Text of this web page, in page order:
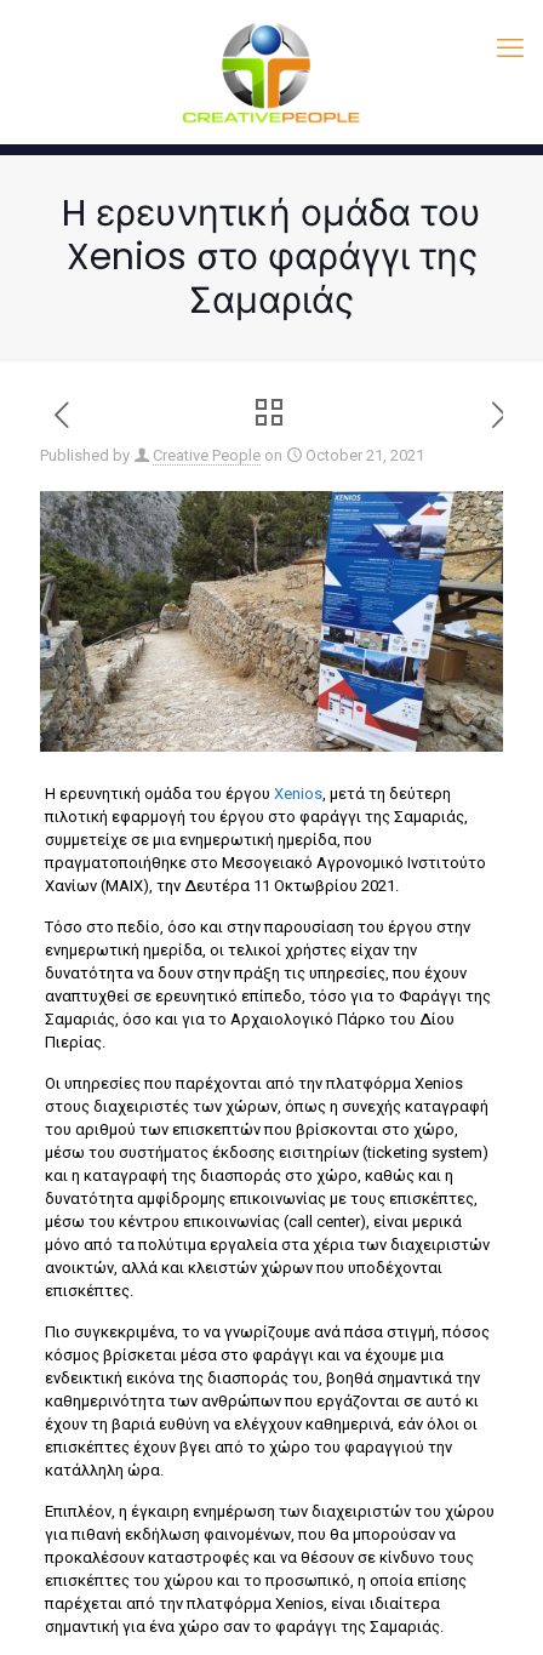
H ερευνητική ομάδα του
Xenios στο φαράγγι της
Σαμαριάς
Published by Creative People on October 21, 2021
H ερευνητική ομάδα του έργου Xenios, μετά τη δεύτερη
πιλοτική εφαρμογή του έργου στο φαράγγι της Σαμαριάς,
συμμετείχε σε μια ενημερωτική ημερίδα, που
πραγματοποιήθηκε στο Μεσογειακό Αγρονομικό Ινστιτούτο
Χανίων (MAIX), την Δευτέρα 11 Οκτωβρίου 2021.
Τόσο στο πεδίο, όσο και στην παρουσίαση του έργου στην
ενημερωτική ημερίδα, οι τελικοί χρήστες είχαν την
δυνατότητα να δουν στην πράξη τις υπηρεσίες, που έχουν
αναπτυχθεί σε ερευνητικό επίπεδο, τόσο για το Φαράγγι της
Σαμαριάς, όσο και για το Αρχαιολογικό Πάρκο του Δίου
Πιερίας.
Οι υπηρεσίες που παρέχονται από την πλατφόρμα Xenios
στους διαχειριστές των χώρων, όπως η συνεχής καταγραφή
του αριθμού των επισκεπτών που βρίσκονται στο χώρο,
μέσω του συστήματος έκδοσης εισιτηρίων (ticketing system)
και η καταγραφή της διασποράς στο χώρο, καθώς και η
δυνατότητα αμφίδρομης επικοινωνίας με τους επισκέπτες,
μέσω του κέντρου επικοινωνίας (call center), είναι μερικά
μόνο από τα πολύτιμα εργαλεία στα χέρια των διαχειριστών
ανοικτών, αλλά και κλειστών χώρων που υποδέχονται
επισκέπτες.
Πιο συγκεκριμένα, το να γνωρίζουμε ανά πάσα στιγμή, πόσος
κόσμος βρίσκεται μέσα στο φαράγγι και να έχουμε μια
ενδεικτική εικόνα της διασποράς του, βοηθά σημαντικά την
καθημερινότητα των ανθρώπων που εργάζονται σε αυτό κι
έχουν τη βαριά ευθύνη να ελέγχουν καθημερινά, εάν όλοι οι
επισκέπτες έχουν βγει από το χώρο του φαραγγιού την
κατάλληλη ώρα.
Επιπλέον, η έγκαιρη ενημέρωση των διαχειριστών του χώρου
για πιθανή εκδήλωση φαινομένων, που θα μπορούσαν να
προκαλέσουν καταστροφές και να θέσουν σε κίνδυνο τους
επισκέπτες του χώρου και το προσωπικό, η οποία επίσης
παρέχεται από την πλατφόρμα Xenios, είναι ιδιαίτερα
σημαντική για ένα χώρο σαν το φαράγγι της Σαμαριάς.